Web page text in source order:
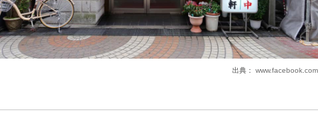
出典： www.facebook.com